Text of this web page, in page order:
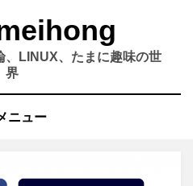
、LINUX、たまに趣味の世
界
ニュー